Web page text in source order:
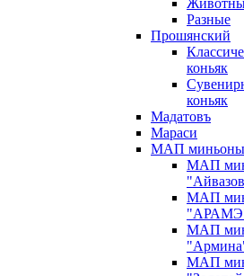
Разные
Прошянский
коньяк
коньяк
Мадатовъ
Мараси
МАП миньоны
МАП
МАП
МАП
МАП